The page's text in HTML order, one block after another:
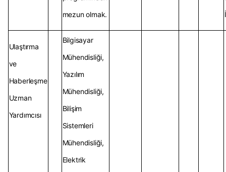
mezun olmak.
Ulaştırma
ve
Haberleşme
Uzman
Yardımcısı
Bilgisayar
Mühendisliği,
Yazılım
Mühendisliği,
Bilişim
Sistemleri
Mühendisliği,
Elektrik